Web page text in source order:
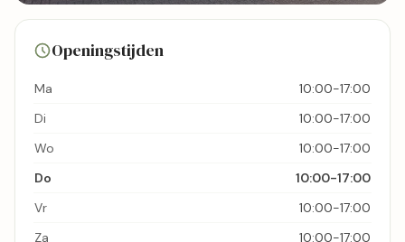
Bekijk kaart
Openingstijden
Ma
10:00-17:00
Di
10:00-17:00
Wo
10:00-17:00
Do
10:00-17:00
Vr
10:00-17:00
Za
10:00-17:00